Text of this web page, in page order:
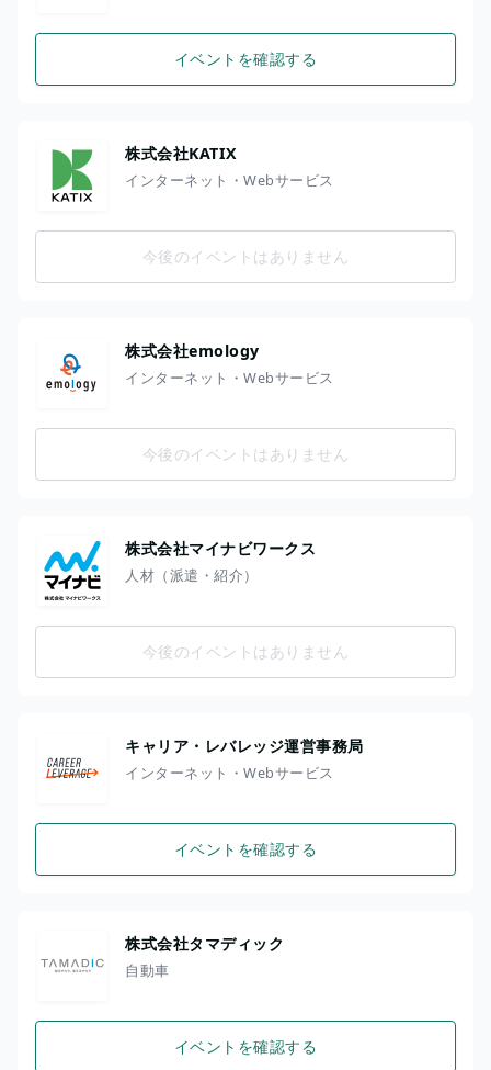
イベントを確認する
株式会社KATIX
インターネット・Webサービス
今後のイベントはありません
株式会社emology
インターネット・Webサービス
今後のイベントはありません
株式会社マイナビワークス
人材（派遣・紹介）
今後のイベントはありません
キャリア・レバレッジ運営事務局
インターネット・Webサービス
イベントを確認する
株式会社タマディック
自動車
イベントを確認する